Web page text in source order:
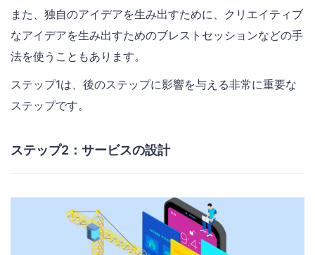
また、独自のアイデアを生み出すために、クリエイティブ
なアイデアを生み出すためのブレストセッションなどの手
法を使うこともあります。
ステップ1は、後のステップに影響を与える非常に重要な
ステップです。
ステップ2：サービスの設計